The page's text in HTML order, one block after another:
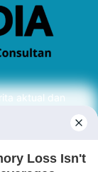
aktual dan
tepat.